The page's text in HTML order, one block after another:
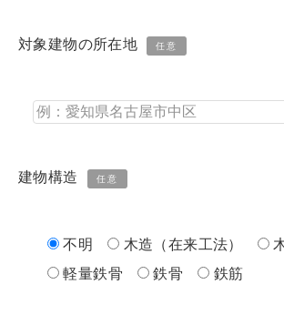
対象建物の所在地 任意
建物構造 任意
不明 木造（在来工法）
軽量鉄骨
鉄骨 鉄筋